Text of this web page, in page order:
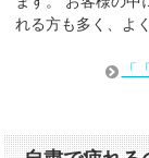
れる方も多く、よ
「